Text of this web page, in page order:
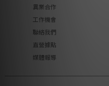
異業合作
工作機會
聯絡我們
直營據點
媒體報導